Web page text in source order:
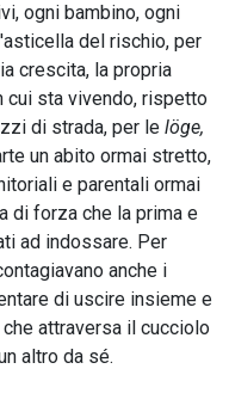
ogni bambino, ogni
del rischio, per
crescita, la propria
sta vivendo, rispetto
di strada, per le löge,
un abito ormai stretto,
e parentali ormai
di forza che la prima e
ad indossare. Per
anche i
di uscire insieme e
attraversa il cucciolo
altro da sé.